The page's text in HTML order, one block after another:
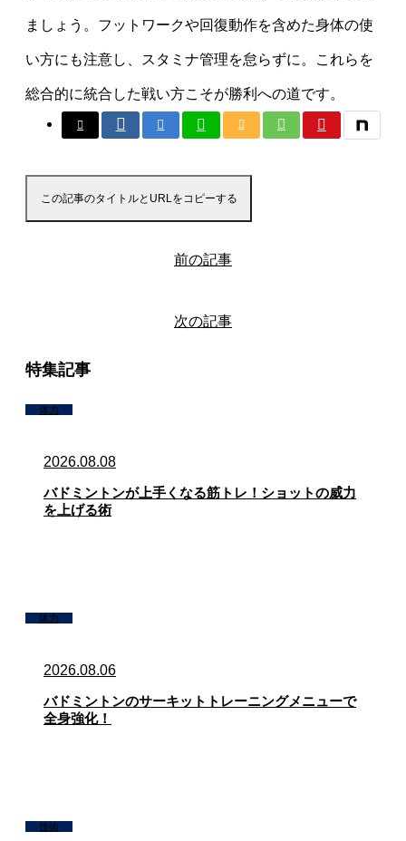
ましょう。フットワークや回復動作を含めた身体の使
い方にも注意し、スタミナ管理を怠らずに。これらを
総合的に統合した戦い方こそが勝利への道です。
この記事のタイトルとURLをコピーする
前の記事
次の記事
特集記事
体力
2026.08.08
バドミントンが上手くなる筋トレ！ショットの威力
を上げる術
体力
2026.08.06
バドミントンのサーキットトレーニングメニューで
全身強化！
技術